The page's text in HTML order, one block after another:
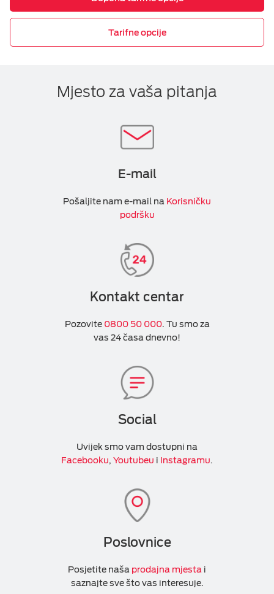
Tarifne opcije
Mjesto za vaša pitanja
E-mail
Pošaljite nam e-mail na Korisničku
podršku
Kontakt centar
Pozovite 0800 50 000. Tu smo za
vas 24 časa dnevno!
Social
Uvijek smo vam dostupni na
Facebooku, Youtubeu i Instagramu.
Poslovnice
Posjetite naša prodajna mjesta i
saznajte sve što vas interesuje.